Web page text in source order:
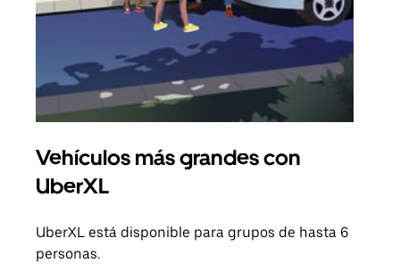
Vehículos más grandes con
UberXL
UberXL está disponible para grupos de hasta 6
personas.